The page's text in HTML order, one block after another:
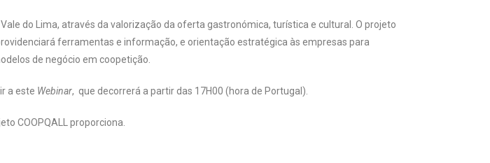
do Lima, através da valorização da oferta gastronómica, turística e cultural. O projeto
ferramentas e informação, e orientação estratégica às empresas para
de negócio em coopetição.
a este Webinar, que decorrerá a partir das 17H00 (hora de Portugal).
COOPQALL proporciona.